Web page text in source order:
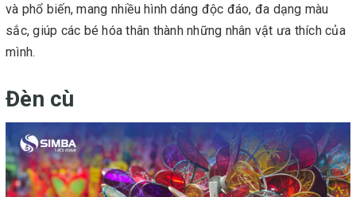
và phổ biến, mang nhiều hình dáng độc đáo, đa dạng màu
sắc, giúp các bé hóa thân thành những nhân vật ưa thích của
mình.
Đèn cù